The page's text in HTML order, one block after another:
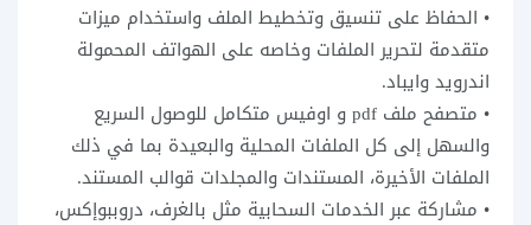
• الحفاظ على تنسيق وتخطيط الملف واستخدام ميزات
متقدمة لتحرير الملفات وخاصه على الهواتف المحمولة
اندرويد وايباد.
• متصفح ملف pdf و اوفيس متكامل للوصول السريع
والسهل إلى كل الملفات المحلية والبعيدة بما في ذلك
الملفات الأخيرة، المستندات والمجلدات قوالب المستند.
• مشاركة عبر الخدمات السحابية مثل بالغرف، دروببوإكس،